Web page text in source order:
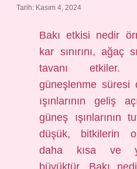
Tarih: Kasım 4, 2024
Bakı etkisi nedir
kar sınırını, ağaç
tavanı etkiler.
güneşlenme süresi
ışınlarının geliş
güneş ışınlarının
düşük, bitkilerin
daha kısa ve
büyüktür. Bakı